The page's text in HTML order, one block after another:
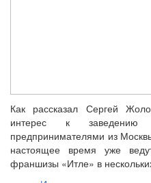
Как рассказал Сергей
интерес к
предпринимателями из
настоящее время уже
франшизы «Итле» в